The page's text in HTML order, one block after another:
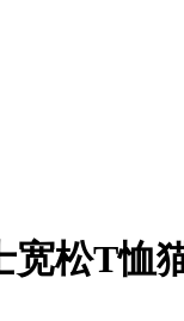
松T恤